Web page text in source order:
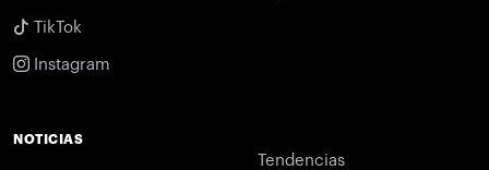
TikTok
Instagram
NOTICIAS
Tendencias